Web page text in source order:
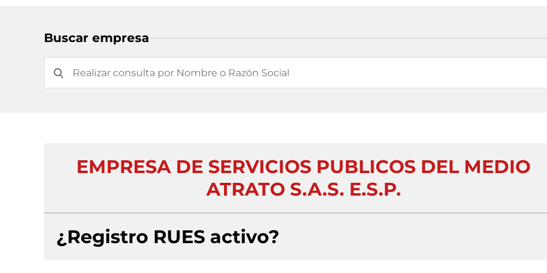
Buscar empresa
EMPRESA DE SERVICIOS PUBLICOS DEL MEDIO
ATRATO S.A.S. E.S.P.
¿Registro RUES activo?